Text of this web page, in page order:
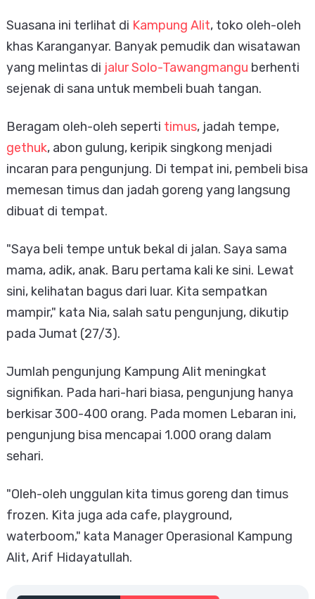
Suasana ini terlihat di Kampung Alit, toko oleh-oleh
khas Karanganyar. Banyak pemudik dan wisatawan
yang melintas di jalur Solo-Tawangmangu berhenti
sejenak di sana untuk membeli buah tangan.
Beragam oleh-oleh seperti timus, jadah tempe,
gethuk, abon gulung, keripik singkong menjadi
incaran para pengunjung. Di tempat ini, pembeli bisa
memesan timus dan jadah goreng yang langsung
dibuat di tempat.
"Saya beli tempe untuk bekal di jalan. Saya sama
mama, adik, anak. Baru pertama kali ke sini. Lewat
sini, kelihatan bagus dari luar. Kita sempatkan
mampir," kata Nia, salah satu pengunjung, dikutip
pada Jumat (27/3).
Jumlah pengunjung Kampung Alit meningkat
signifikan. Pada hari-hari biasa, pengunjung hanya
berkisar 300-400 orang. Pada momen Lebaran ini,
pengunjung bisa mencapai 1.000 orang dalam
sehari.
"Oleh-oleh unggulan kita timus goreng dan timus
frozen. Kita juga ada cafe, playground,
waterboom," kata Manager Operasional Kampung
Alit, Arif Hidayatullah.